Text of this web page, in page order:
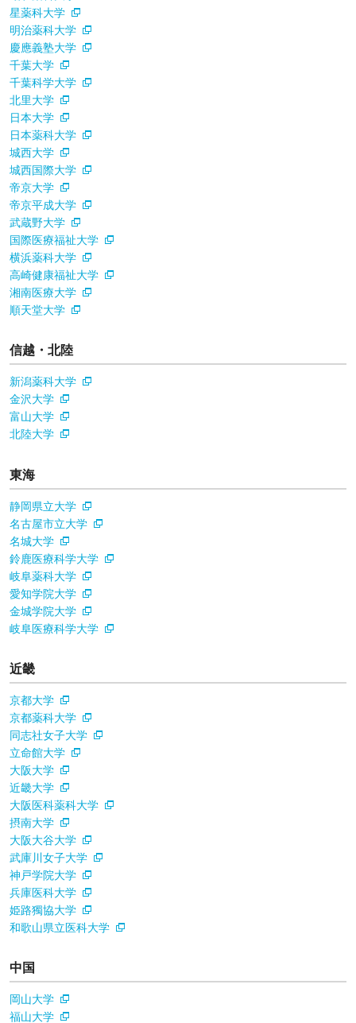
星薬科大学
明治薬科大学
慶應義塾大学
千葉大学
千葉科学大学
北里大学
日本大学
日本薬科大学
城西大学
城西国際大学
帝京大学
帝京平成大学
武蔵野大学
国際医療福祉大学
横浜薬科大学
高崎健康福祉大学
湘南医療大学
順天堂大学
信越・北陸
新潟薬科大学
金沢大学
富山大学
北陸大学
東海
静岡県立大学
名古屋市立大学
名城大学
鈴鹿医療科学大学
岐阜薬科大学
愛知学院大学
金城学院大学
岐阜医療科学大学
近畿
京都大学
京都薬科大学
同志社女子大学
立命館大学
大阪大学
近畿大学
大阪医科薬科大学
摂南大学
大阪大谷大学
武庫川女子大学
神戸学院大学
兵庫医科大学
姫路獨協大学
和歌山県立医科大学
中国
岡山大学
福山大学